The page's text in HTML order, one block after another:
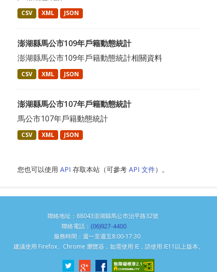
CSV XML JSON
澎湖縣馬公市109年戶籍動態統計
澎湖縣馬公市109年戶籍動態統計相關資料
CSV XML JSON
澎湖縣馬公市107年戶籍動態統計
馬公市107年戶籍動態統計
CSV XML JSON
您也可以使用 API 存取本站（可參考 API 文件）。
聯絡地址：88043澎湖縣馬公市治平路32號
聯絡電話： (06)927-4400
服務時間：週一至週五8:00-17:30
建議使用 Firefox、Chrome 瀏覽器，如需使用 IE，請使用 IE11以上版本。